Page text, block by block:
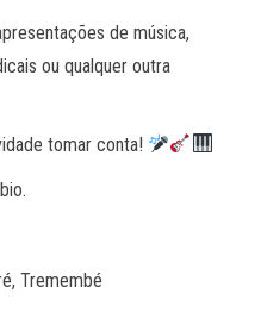
de música,
ou qualquer outra
tomar conta!
Tremembé